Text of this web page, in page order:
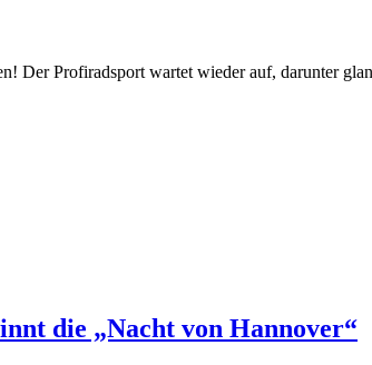
Der Profiradsport wartet wieder auf, darunter
die „Nacht von Hannover“